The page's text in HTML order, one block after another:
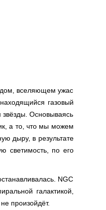
вселяющем ужас
газовый
звёзды. Основываясь
а то, что мы можем
дыру, в результате
светимость, по его
NGC
галактикой,
произойдёт.